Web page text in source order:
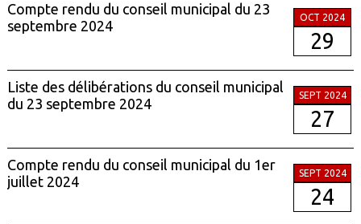
Compte rendu du conseil municipal du 23
septembre 2024
OCT 2024
29
Liste des délibérations du conseil municipal
du 23 septembre 2024
SEPT 2024
27
Compte rendu du conseil municipal du 1er
juillet 2024
SEPT 2024
24